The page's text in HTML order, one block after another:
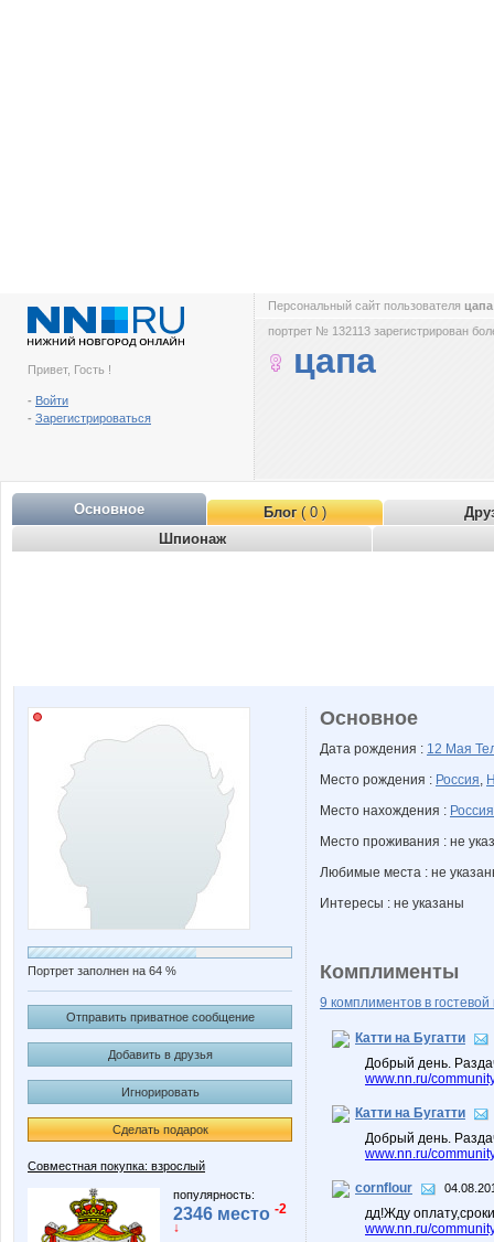
Привет, Гость !
- Войти
- Зарегистрироваться
Персональный сайт пользователя
портрет № 132113 зарегистрирован
цапа
Основное Блог( 0 )
Шпионаж
Портрет заполнен на 64 %
Отправить приватное сообщение
Добавить в друзья
Игнорировать
Сделать подарок
Совместная покупка: взрослый
популярность:
2346 место -2
↓
Основное
Дата рождения : 12 Мая
Место рождения : Россия,
Место нахождения : Россия
Место проживания : не
Любимые места : не
Интересы : не указаны
Комплименты
9 комплиментов в гостевой
Катти на Бугатти
Добрый день.
www.nn.ru/
Катти на Бугатти
Добрый день.
www.nn.ru/
cornflour
дд!Жду
www.nn.ru/